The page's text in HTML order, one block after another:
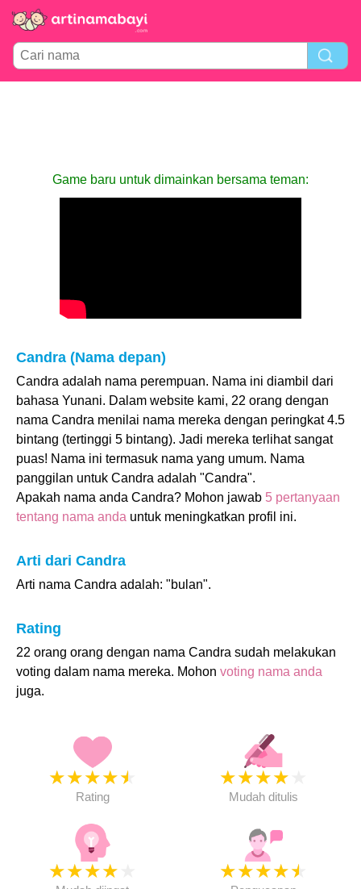
Game baru untuk dimainkan bersama teman:
Candra (Nama depan)
Candra adalah nama perempuan. Nama ini diambil dari
bahasa Yunani. Dalam website kami, 22 orang dengan
nama Candra menilai nama mereka dengan peringkat 4.5
bintang (tertinggi 5 bintang). Jadi mereka terlihat sangat
puas! Nama ini termasuk nama yang umum. Nama
panggilan untuk Candra adalah "Candra".
Apakah nama anda Candra? Mohon jawab 5 pertanyaan
tentang nama anda untuk meningkatkan profil ini.
Arti dari Candra
Arti nama Candra adalah: "bulan".
Rating
22 orang orang dengan nama Candra sudah melakukan
voting dalam nama mereka. Mohon voting nama anda
juga.
★★★★★
Rating
★★★★
Mudah ditulis
★★★★ ★★★★★